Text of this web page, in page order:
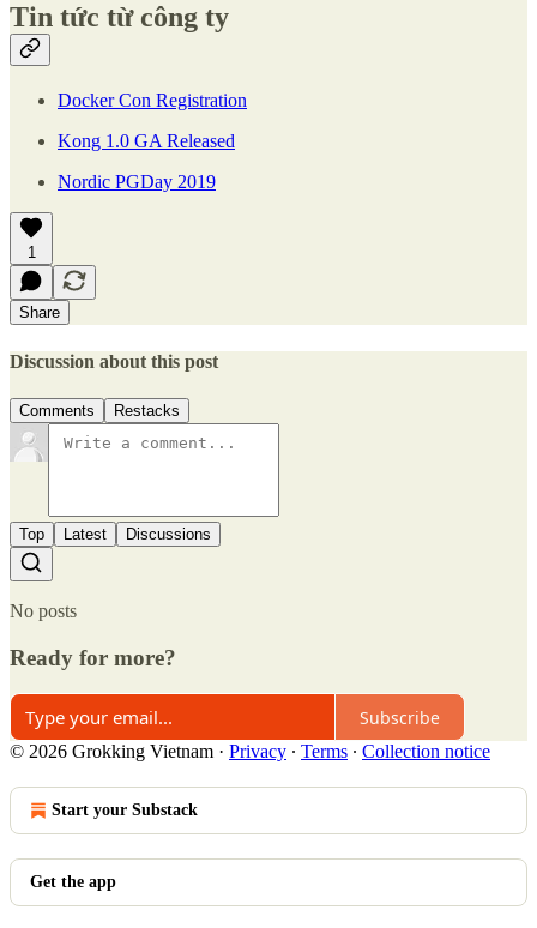
Tin tức từ công ty
Docker Con Registration
Kong 1.0 GA Released
Nordic PGDay 2019
1
Share
Discussion about this post
Comments Restacks
Top Latest Discussions
No posts
Ready for more?
Subscribe
© 2026 Grokking Vietnam · Privacy ∙ Terms ∙ Collection notice
Start your Substack
Get the app